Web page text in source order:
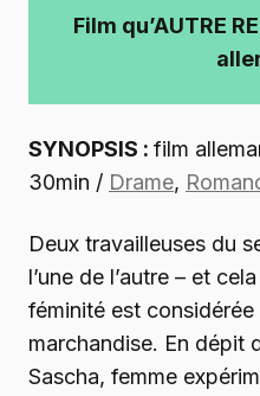
Film qu’AUTRE
SYNOPSIS : film
30min / Drame,
Deux travailleuses du
l’une de l’autre – et
féminité est considérée
marchandise. En dépit
Sascha, femme